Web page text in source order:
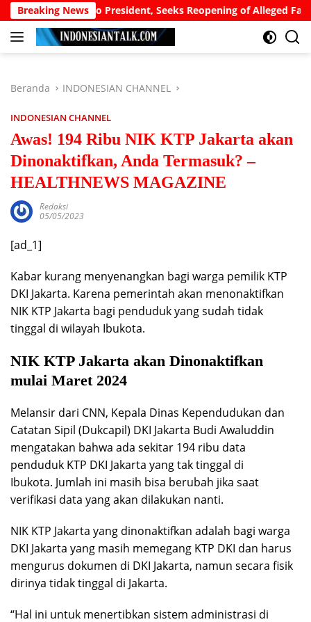
Langsung
ke
konten
Breaking News
Appeals to President, Seeks Reopening of Alleged False
Beranda INDONESIAN CHANNEL
INDONESIAN CHANNEL
Awas! 194 Ribu NIK KTP Jakarta akan
Dinonaktifkan, Anda Termasuk? –
HEALTHNEWS MAGAZINE
Redaksi
05/05/2023
[ad_1]
Kabar kurang menyenangkan bagi warga pemilik KTP
DKI Jakarta. Karena pemerintah akan menonaktifkan
NIK KTP Jakarta bagi penduduk yang sudah tidak
tinggal di wilayah Ibukota.
NIK KTP Jakarta akan Dinonaktifkan
mulai Maret 2024
Melansir dari CNN, Kepala Dinas Kependudukan dan
Catatan Sipil (Dukcapil) DKI Jakarta Budi Awaluddin
mengatakan bahwa ada sekitar 194 ribu data
penduduk KTP DKI Jakarta yang tak tinggal di
Ibukota. Jumlah ini masih bisa berubah jika saat
verifikasi data yang akan dilakukan nanti.
NIK KTP Jakarta yang dinonaktifkan adalah bagi warga
DKI Jakarta yang masih memegang KTP DKI dan harus
mengurus dokumen di DKI Jakarta, namun secara fisik
dirinya tidak tinggal di Jakarta.
“Hal ini untuk menertibkan sistem administrasi di